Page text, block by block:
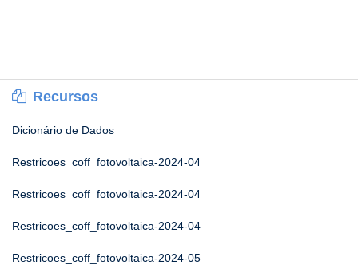
Recursos
Dicionário de Dados
Restricoes_coff_fotovoltaica-2024-04
Restricoes_coff_fotovoltaica-2024-04
Restricoes_coff_fotovoltaica-2024-04
Restricoes_coff_fotovoltaica-2024-05